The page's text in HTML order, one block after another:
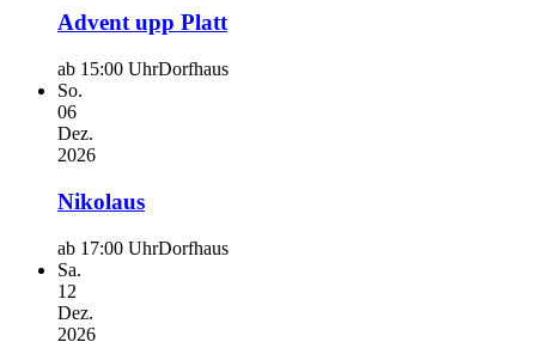
Advent upp Platt
ab 15:00 UhrDorfhaus
So.
06
Dez.
2026
Nikolaus
ab 17:00 UhrDorfhaus
Sa.
12
Dez.
2026